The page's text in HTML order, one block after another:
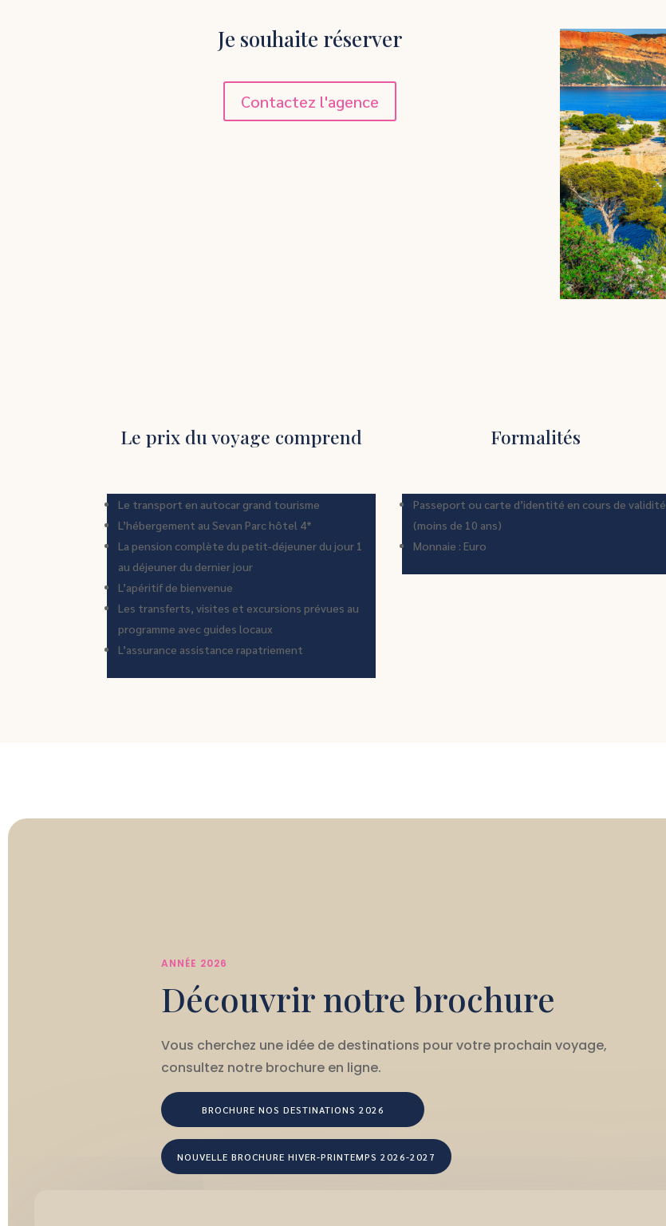
Je souhaite réserver
Contactez l'agence
Le prix du voyage comprend Formalités
Le transport en autocar grand tourisme
L’hébergement au Sevan Parc hôtel 4*
La pension complète du petit-déjeuner du jour 1
au déjeuner du dernier jour
L’apéritif de bienvenue
Les transferts, visites et excursions prévues au
programme avec guides locaux
L’assurance assistance rapatriement
Passeport ou carte d’identité en cours de validité
(moins de 10 ans)
Monnaie : Euro
ANNÉE 2026
Découvrir notre brochure
Vous cherchez une idée de destinations pour votre prochain voyage,
consultez notre brochure en ligne.
BROCHURE NOS DESTINATIONS 2026
NOUVELLE BROCHURE HIVER-PRINTEMPS 2026-2027